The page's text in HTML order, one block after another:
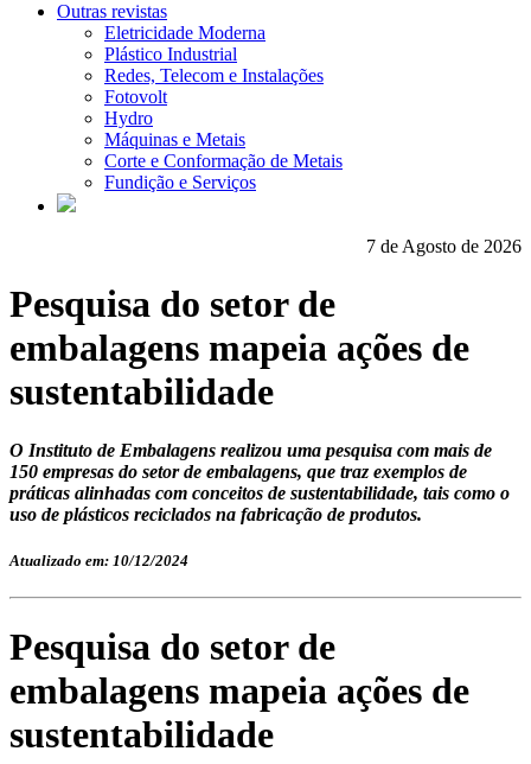
Outras revistas
Eletricidade Moderna
Plástico Industrial
Redes, Telecom e Instalações
Fotovolt
Hydro
Máquinas e Metais
Corte e Conformação de Metais
Fundição e Serviços
7 de Agosto de 2026
Pesquisa do setor de
embalagens mapeia ações de
sustentabilidade
O Instituto de Embalagens realizou uma pesquisa com mais de
150 empresas do setor de embalagens, que traz exemplos de
práticas alinhadas com conceitos de sustentabilidade, tais como o
uso de plásticos reciclados na fabricação de produtos.
Atualizado em: 10/12/2024
Pesquisa do setor de
embalagens mapeia ações de
sustentabilidade